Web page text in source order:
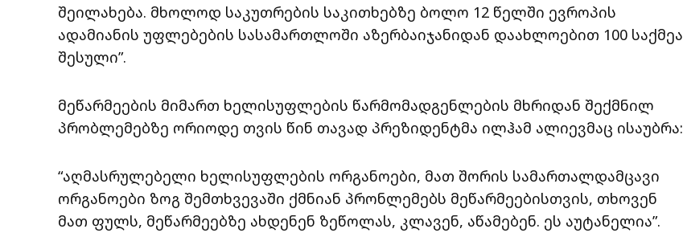
შეილახება. მხოლოდ საკუთრების საკითხებზე ბოლო 12 წელში ევროპის
ადამიანის უფლებების სასამართლოში აზერბაიჯანიდან დაახლოებით 100 საქმეა
შესული”.
მეწარმეების მიმართ ხელისუფლების წარმომადგენლების მხრიდან შექმნილ
პრობლემებზე ორიოდე თვის წინ თავად პრეზიდენტმა ილჰამ ალიევმაც ისაუბრა:
“აღმასრულებელი ხელისუფლების ორგანოები, მათ შორის სამართალდამცავი
ორგანოები ზოგ შემთხვევაში ქმნიან პრონლემებს მეწარმეებისთვის, თხოვენ
მათ ფულს, მეწარმეებზე ახდენენ ზეწოლას, კლავენ, აწამებენ. ეს აუტანელია”.